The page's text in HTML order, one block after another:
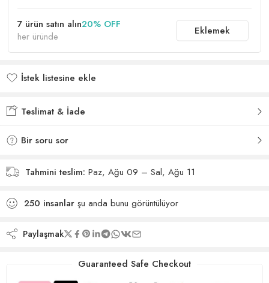
7 ürün satın alın20% OFF
her üründe
Eklemek
İstek listesine ekle
Teslimat & İade
Bir soru sor
Tahmini teslim: Paz, Ağu 09 – Sal, Ağu 11
250 insanlar şu anda bunu görüntülüyor
Paylaşmak
Guaranteed Safe Checkout